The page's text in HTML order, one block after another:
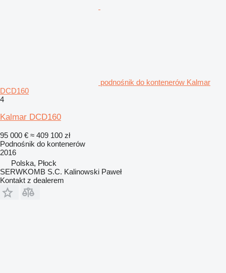
podnośnik do kontenerów Kalmar
DCD160
4
Kalmar DCD160
95 000 € ≈ 409 100 zł
Podnośnik do kontenerów
2016
Polska, Płock
SERWKOMB S.C. Kalinowski Paweł
Kontakt z dealerem